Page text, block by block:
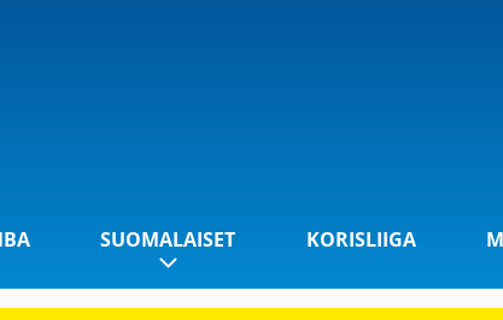
SUOMALAISET KORISLIIGA